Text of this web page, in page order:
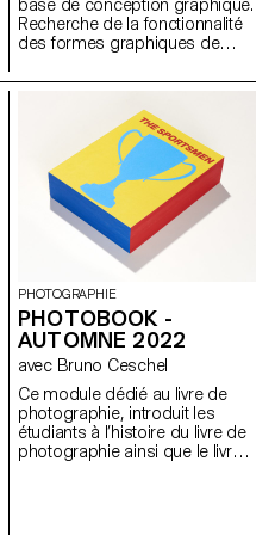
base de conception graphique.
Recherche de la fonctionnalité
des formes graphiques de
à 3 dimensions. Il s’agit d’une
avec différents agencements
de grilles. Que ce soit à poser
au sol ou sur le bureau,
travaillés comme une sculpture
d’art. Pour mettre les fleurs
dans le vase, faites en sorte
que le vase fonctionne comme
une peinture en 3 dimensions.
PHOTOGRAPHIE
PHOTOBOOK -
AUTOMNE 2022
avec Bruno Ceschel
Ce module dédié au livre de
photographie, introduit les
étudiants à l’histoire du livre de
photographie ainsi que le livre